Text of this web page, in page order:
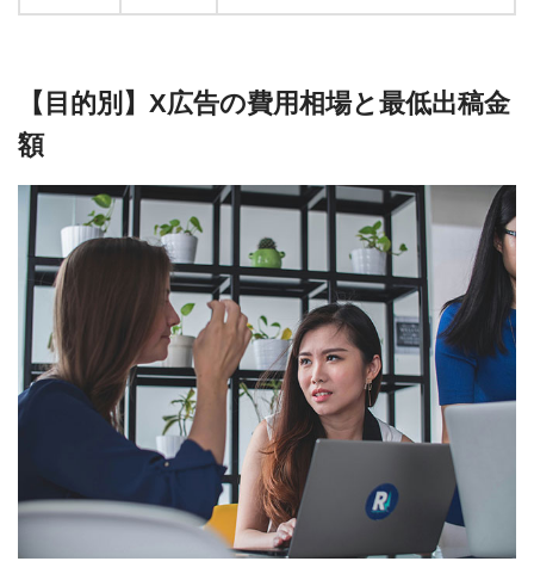
【目的別】X広告の費用相場と最低出稿金
額